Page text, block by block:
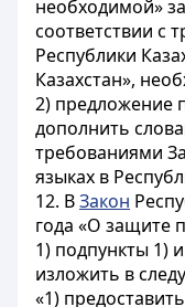
необходимой»
соответствии с
Республики
Казахстан»,
2) предложение
дополнить
требованиями
языках в
12. ВЗакон
года «О защите
1) подпункты 1)
изложить в
«1)